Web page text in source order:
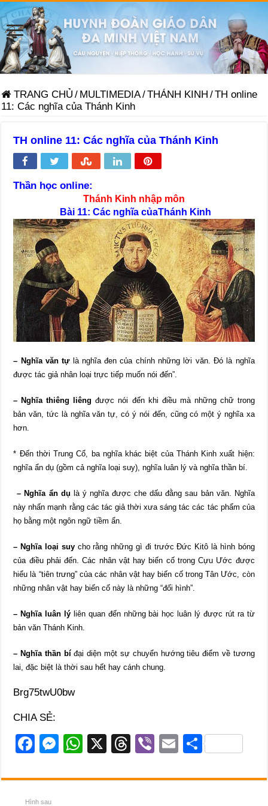
TRANG CHỦ / MULTIMEDIA/THÁNH KINH /TH online
11: Các nghĩa của Thánh Kinh
TH online 11: Các nghĩa của Thánh Kinh
Thần học online:
Thánh Kinh nhập môn
Bài 11: Các nghĩa củaThánh Kinh
– Nghĩa văn tựlà nghĩa đen của chính những lời văn. Đó là nghĩa
được tác giả nhân loại trực tiếp muốn nói đến”.
– Nghĩa thiêng liêng được nói đến khi điều mà những chữ trong
bản văn, tức là nghĩa văn tự, có ý nói đến, cũng có một ý nghĩa xa
hơn.
* Đến thời Trung Cổ, ba nghĩa khác biệt của Thánh Kinh xuất hiện:
nghĩa ẩn dụ (gồm cả nghĩa loại suy), nghĩa luân lý và nghĩa thần bí.
– Nghĩa ẩn dụ là ý nghĩa được che dấu đằng sau bản văn. Nghĩa
này nhấn mạnh rằng các tác giả thời xưa sáng tác các tác phẩm của
họ bằng một ngôn ngữ tiềm ẩn.
– Nghĩa loại suycho rằng những gì đi trước Đức Kitô là hình bóng
của điều phải đến. Các nhân vật hay biến cố trong Cựu Ước được
hiểu là “tiên trưng” của các nhân vật hay biến cố trong Tân Ước, còn
những nhân vật hay biến cố này là những “đối hình”.
– Nghĩa luân lýliên quan đến những bài học luân lý được rút ra từ
bản văn Thánh Kinh.
– Nghĩa thần bíđại diện một sự chuyển hướng tiêu điểm về tương
lai, đặc biệt là thời sau hết hay cánh chung.
Brg75twU0bw
CHIA SẺ:
F
c
e
M
ss
W
at
X
T
e
Vi
er
E
ail
S
ar
Hình sau